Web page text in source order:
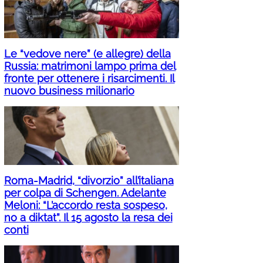
Le “vedove nere” (e allegre) della
Russia: matrimoni lampo prima del
fronte per ottenere i risarcimenti. Il
nuovo business milionario
Roma-Madrid, “divorzio” all’italiana
per colpa di Schengen. Adelante
Meloni: “L’accordo resta sospeso,
no a diktat”. Il 15 agosto la resa dei
conti